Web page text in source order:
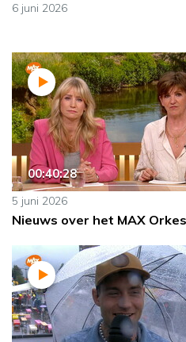
6 juni 2026
00:40:28
5 juni 2026
Nieuws over het MAX